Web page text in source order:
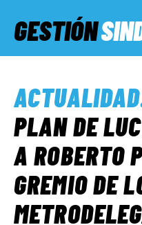
GESTIÓN
SERVICIOS
INFORMES
FUERA DE
ACTUALIDAD
PLAN DE
A ROBERTO
GREMIO DE